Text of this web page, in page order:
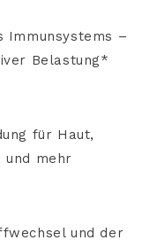
Immunsystems –
Belastung*
für Haut,
und mehr
undder